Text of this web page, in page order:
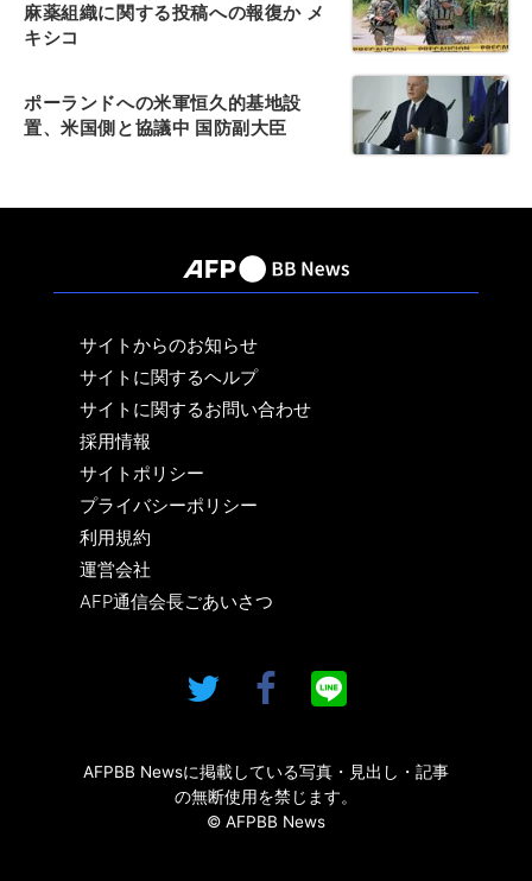
麻薬組織に関する投稿への報復か メ
キシコ
ポーランドへの米軍恒久的基地設
置、米国側と協議中 国防副大臣
サイトからのお知らせ
サイトに関するヘルプ
サイトに関するお問い合わせ
採用情報
サイトポリシー
プライバシーポリシー
利用規約
運営会社
AFP通信会長ごあいさつ
AFPBB Newsに掲載している写真・見出し・記事
の無断使用を禁じます。
© AFPBB News